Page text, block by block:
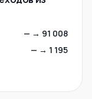
— → 91 008
— → 1 195